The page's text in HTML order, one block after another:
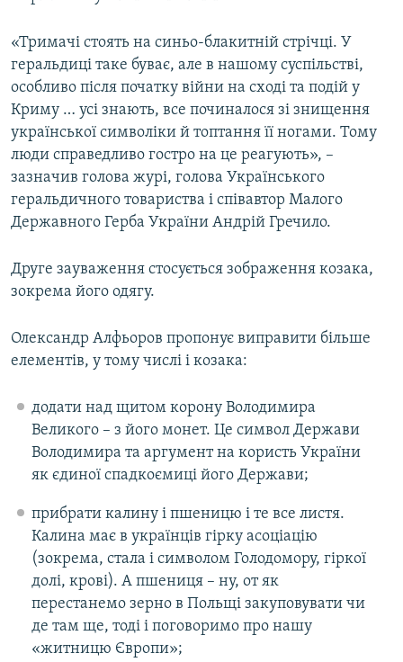
«Тримачі стоять на синьо-блакитній стрічці. У
геральдиці таке буває, але в нашому суспільстві,
особливо після початку війни на сході та подій у
Криму … усі знають, все починалося зі знищення
української символіки й топтання її ногами. Тому
люди справедливо гостро на це реагують», –
зазначив голова журі, голова Українського
геральдичного товариства і співавтор Малого
Державного Герба України Андрій Гречило.
Друге зауваження стосується зображення козака,
зокрема його одягу.
Олександр Алфьоров пропонує виправити більше
елементів, у тому числі і козака:
додати над щитом корону Володимира
Великого – з його монет. Це символ Держави
Володимира та аргумент на користь України
як єдиної спадкоємиці його Держави;
прибрати калину і пшеницю і те все листя.
Калина має в українців гірку асоціацію
(зокрема, стала і символом Голодомору, гіркої
долі, крові). А пшениця – ну, от як
перестанемо зерно в Польщі закуповувати чи
де там ще, тоді і поговоримо про нашу
«житницю Європи»;